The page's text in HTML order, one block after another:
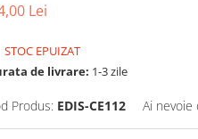
Lei
STOC EPUIZAT
de livrare: 1-3 zile
Produs: EDIS-CE112 Ai nevoie